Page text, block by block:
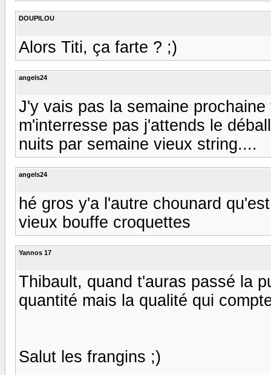
DOUPILOU
Alors Titi, ça farte ? ;)
angels24
J'y vais pas la semaine
m'interresse pas j'attends le
nuits par semaine vieux string....
angels24
hé gros y'a l'autre chounard
vieux bouffe croquettes
Yannos 17
Thibault, quand t'auras passé la
quantité mais la qualité qui
Salut les frangins ;)